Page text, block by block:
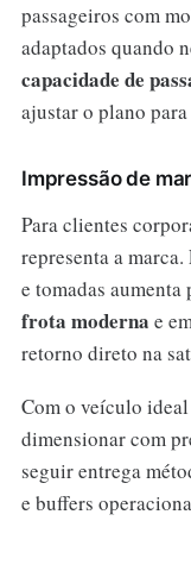
passageiros com
adaptados quando
capacidade de
ajustar o plano
Impressão de
Para clientes
representa a
e tomadas
frota moderna e
retorno direto na
Com o veículo
dimensionar com
seguir entrega
e buffers